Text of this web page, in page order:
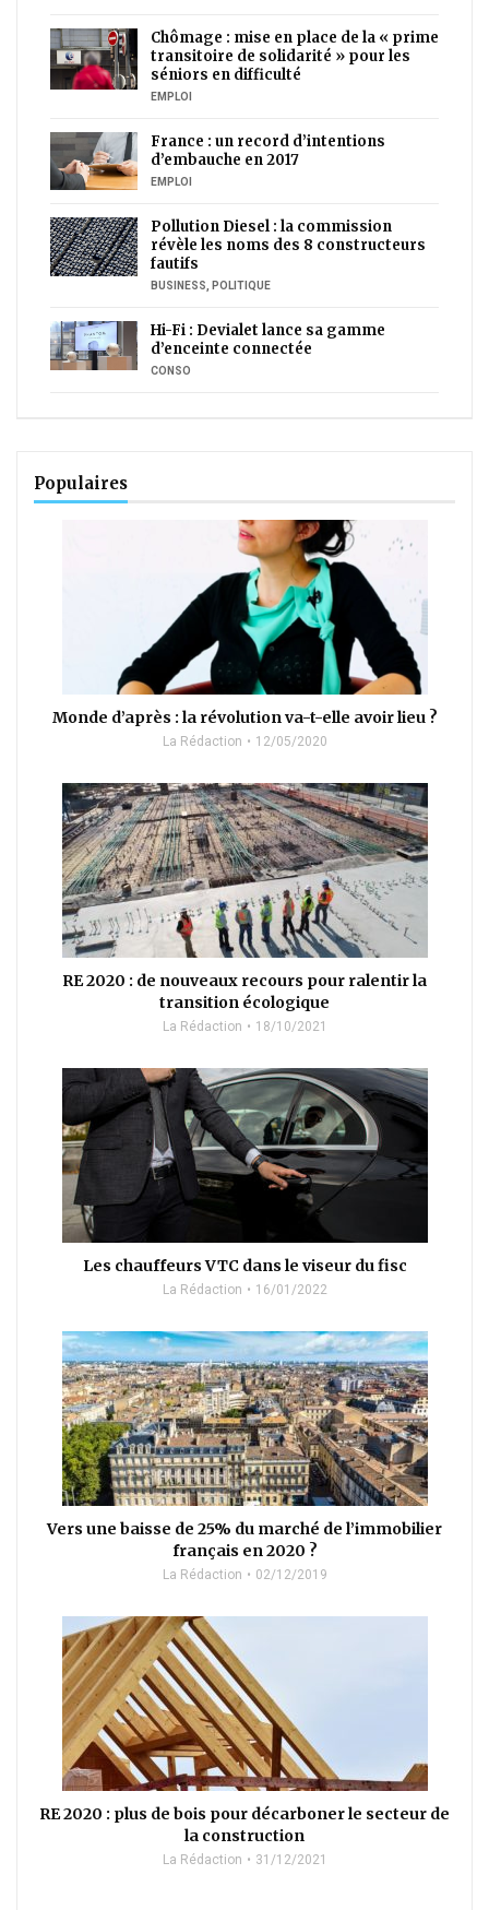
Chômage : mise en place de la « prime
transitoire de solidarité » pour les
séniors en difficulté
EMPLOI
France : un record d’intentions
d’embauche en 2017
EMPLOI
Pollution Diesel : la commission
révèle les noms des 8 constructeurs
fautifs
BUSINESS, POLITIQUE
Hi-Fi : Devialet lance sa gamme
d’enceinte connectée
CONSO
Populaires
Monde d’après : la révolution va-t-elle avoir lieu ?
La Rédaction 12/05/2020
RE 2020 : de nouveaux recours pour ralentir la
transition écologique
La Rédaction 18/10/2021
Les chauffeurs VTC dans le viseur du fisc
La Rédaction 16/01/2022
Vers une baisse de 25% du marché de l’immobilier
français en 2020 ?
La Rédaction 02/12/2019
RE 2020 : plus de bois pour décarboner le secteur de
la construction
La Rédaction 31/12/2021